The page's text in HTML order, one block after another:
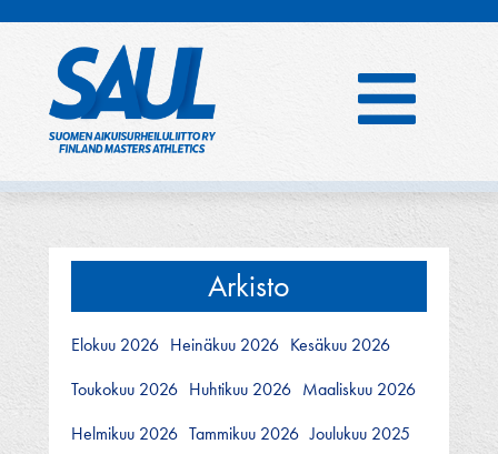
Arkisto
Elokuu 2026 Heinäkuu 2026 Kesäkuu 2026
Toukokuu 2026 Huhtikuu 2026 Maaliskuu 2026
Helmikuu 2026 Tammikuu 2026 Joulukuu 2025